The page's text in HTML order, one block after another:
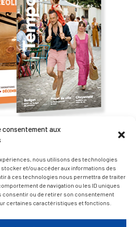
consentement aux
nous utilisons des technologies
et/ou accéder aux informations des
à ces technologies nous permettra de traiter
de navigation ou les ID uniques
consentir ou de retirer son consentement
certaines caractéristiques et fonctions.
au kiosque
— Découvrir et visiter